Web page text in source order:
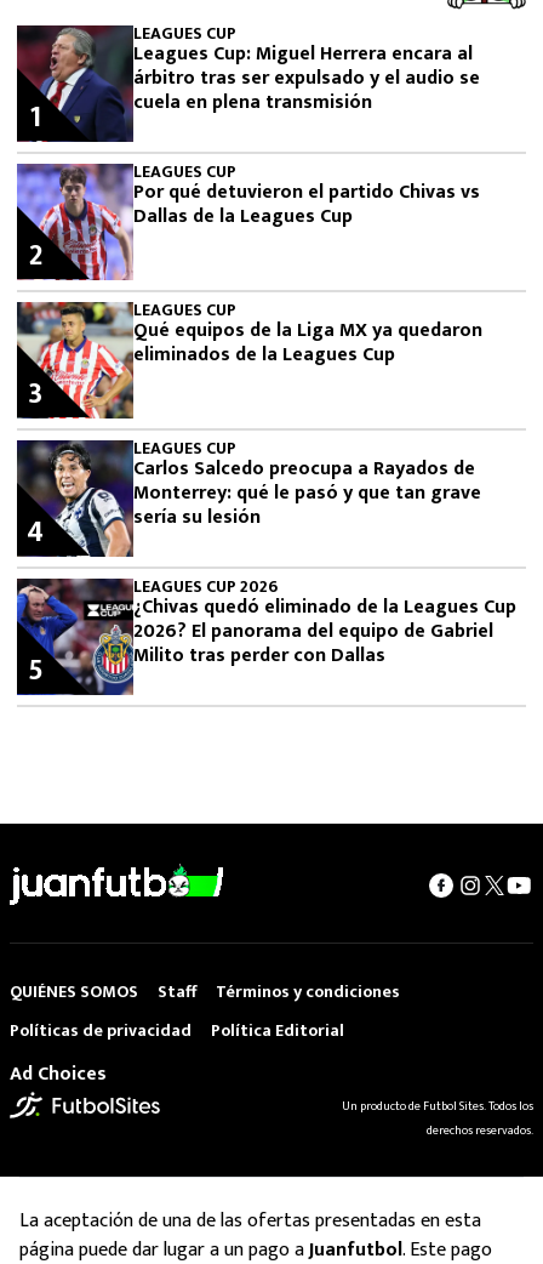
LEAGUES CUP
Leagues Cup: Miguel Herrera encara al
árbitro tras ser expulsado y el audio se
cuela en plena transmisión
1
LEAGUES CUP
Por qué detuvieron el partido Chivas vs
Dallas de la Leagues Cup
2
LEAGUES CUP
Qué equipos de la Liga MX ya quedaron
eliminados de la Leagues Cup
3
LEAGUES CUP
Carlos Salcedo preocupa a Rayados de
Monterrey: qué le pasó y que tan grave
sería su lesión
4
LEAGUES CUP 2026
¿Chivas quedó eliminado de la Leagues Cup
2026? El panorama del equipo de Gabriel
Milito tras perder con Dallas
5
QUIÉNES SOMOS Staff
Términos y condiciones
Políticas de privacidad
Política Editorial
Ad Choices
Un producto de Futbol Sites. Todos los
derechos reservados.
La aceptación de una de las ofertas presentadas en esta
página puede dar lugar a un pago aJuanfutbol. Este pago